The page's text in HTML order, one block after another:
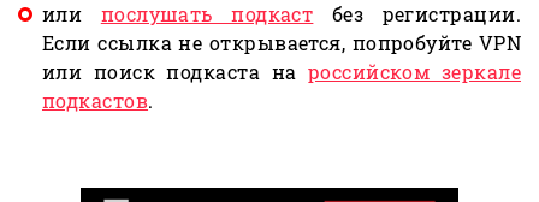
или послушать подкаст без регистрации.
Если ссылка не открывается, попробуйте VPN
или поиск подкаста на российском зеркале
подкастов.